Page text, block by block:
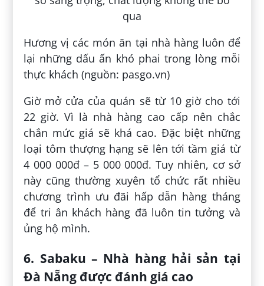
Hương vị các món ăn tại nhà hàng luôn để
lại những dấu ấn khó phai trong lòng mỗi
thực khách (nguồn: pasgo.vn)
Giờ mở cửa của quán sẽ từ 10 giờ cho tới
22 giờ. Vì là nhà hàng cao cấp nên chắc
chắn mức giá sẽ khá cao. Đặc biệt những
loại tôm thượng hạng sẽ lên tới tầm giá từ
4 000 000đ – 5 000 000đ. Tuy nhiên, cơ sở
này cũng thường xuyên tổ chức rất nhiều
chương trình ưu đãi hấp dẫn hàng tháng
để tri ân khách hàng đã luôn tin tưởng và
ủng hộ mình.
6. Sabaku – Nhà hàng hải sản tại
Đà Nẵng được đánh giá cao